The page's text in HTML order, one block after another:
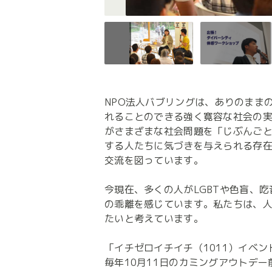
NPO法人バブリングは、ありのまま
れることのできる強く寛容な社会の
がさまざまな社会問題を「じぶんご
する人たちに気づきを与えられる存
交流を図っています。
今現在、多くの人がLGBTや色盲、
の乖離を感じています。私たちは、
たいと考えています。
「イチゼロイチイチ（1011）イベン
毎年10月11日のカミングアウトデ